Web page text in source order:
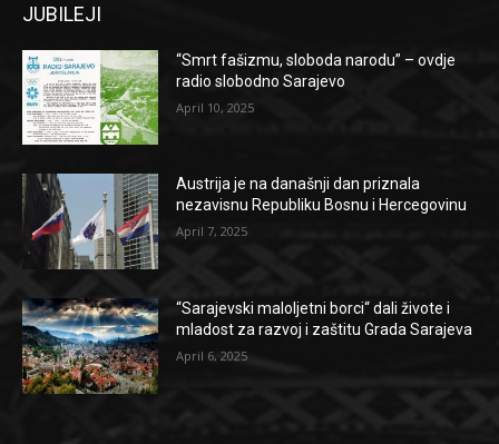
JUBILEJI
“Smrt fašizmu, sloboda narodu” – ovdje
radio slobodno Sarajevo
April 10, 2025
Austrija je na današnji dan priznala
nezavisnu Republiku Bosnu i Hercegovinu
April 7, 2025
“Sarajevski maloljetni borci“ dali živote i
mladost za razvoj i zaštitu Grada Sarajeva
April 6, 2025